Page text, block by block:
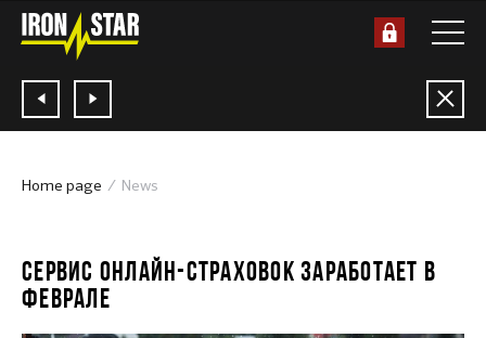
Home page News
СЕРВИС ОНЛАЙН-СТРАХОВОК ЗАРАБОТАЕТ В
ФЕВРАЛЕ